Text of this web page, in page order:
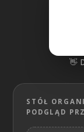
👋
STÓŁ
PODGLĄD